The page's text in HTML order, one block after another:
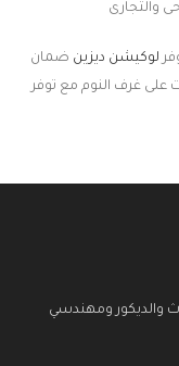
والتجارى
لوكيشن ديزين ضمان
عيوب الصناعة يصل لـ 10 سنوات على غرف النوم مع توفر
والديكور ومهندسي